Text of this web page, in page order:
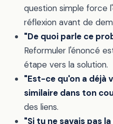
question simple force
réflexion avant de
"De quoi parle ce
Reformuler l'énoncé
étape vers la solution.
"Est-ce qu'on a déjà
similaire dans ton
des liens.
"Si tu ne savais pas